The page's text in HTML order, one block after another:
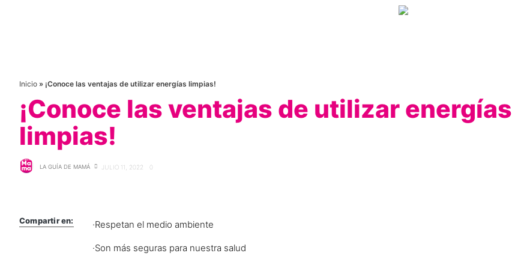
Inicio » ¡Conoce las ventajas de utilizar energías limpias!
¡Conoce las ventajas de utilizar energías
limpias!
LA GUÍA DE MAMÁ JULIO 11, 2022 0
Compartir en: ·Respetan el medio ambiente
·Son más seguras para nuestra salud